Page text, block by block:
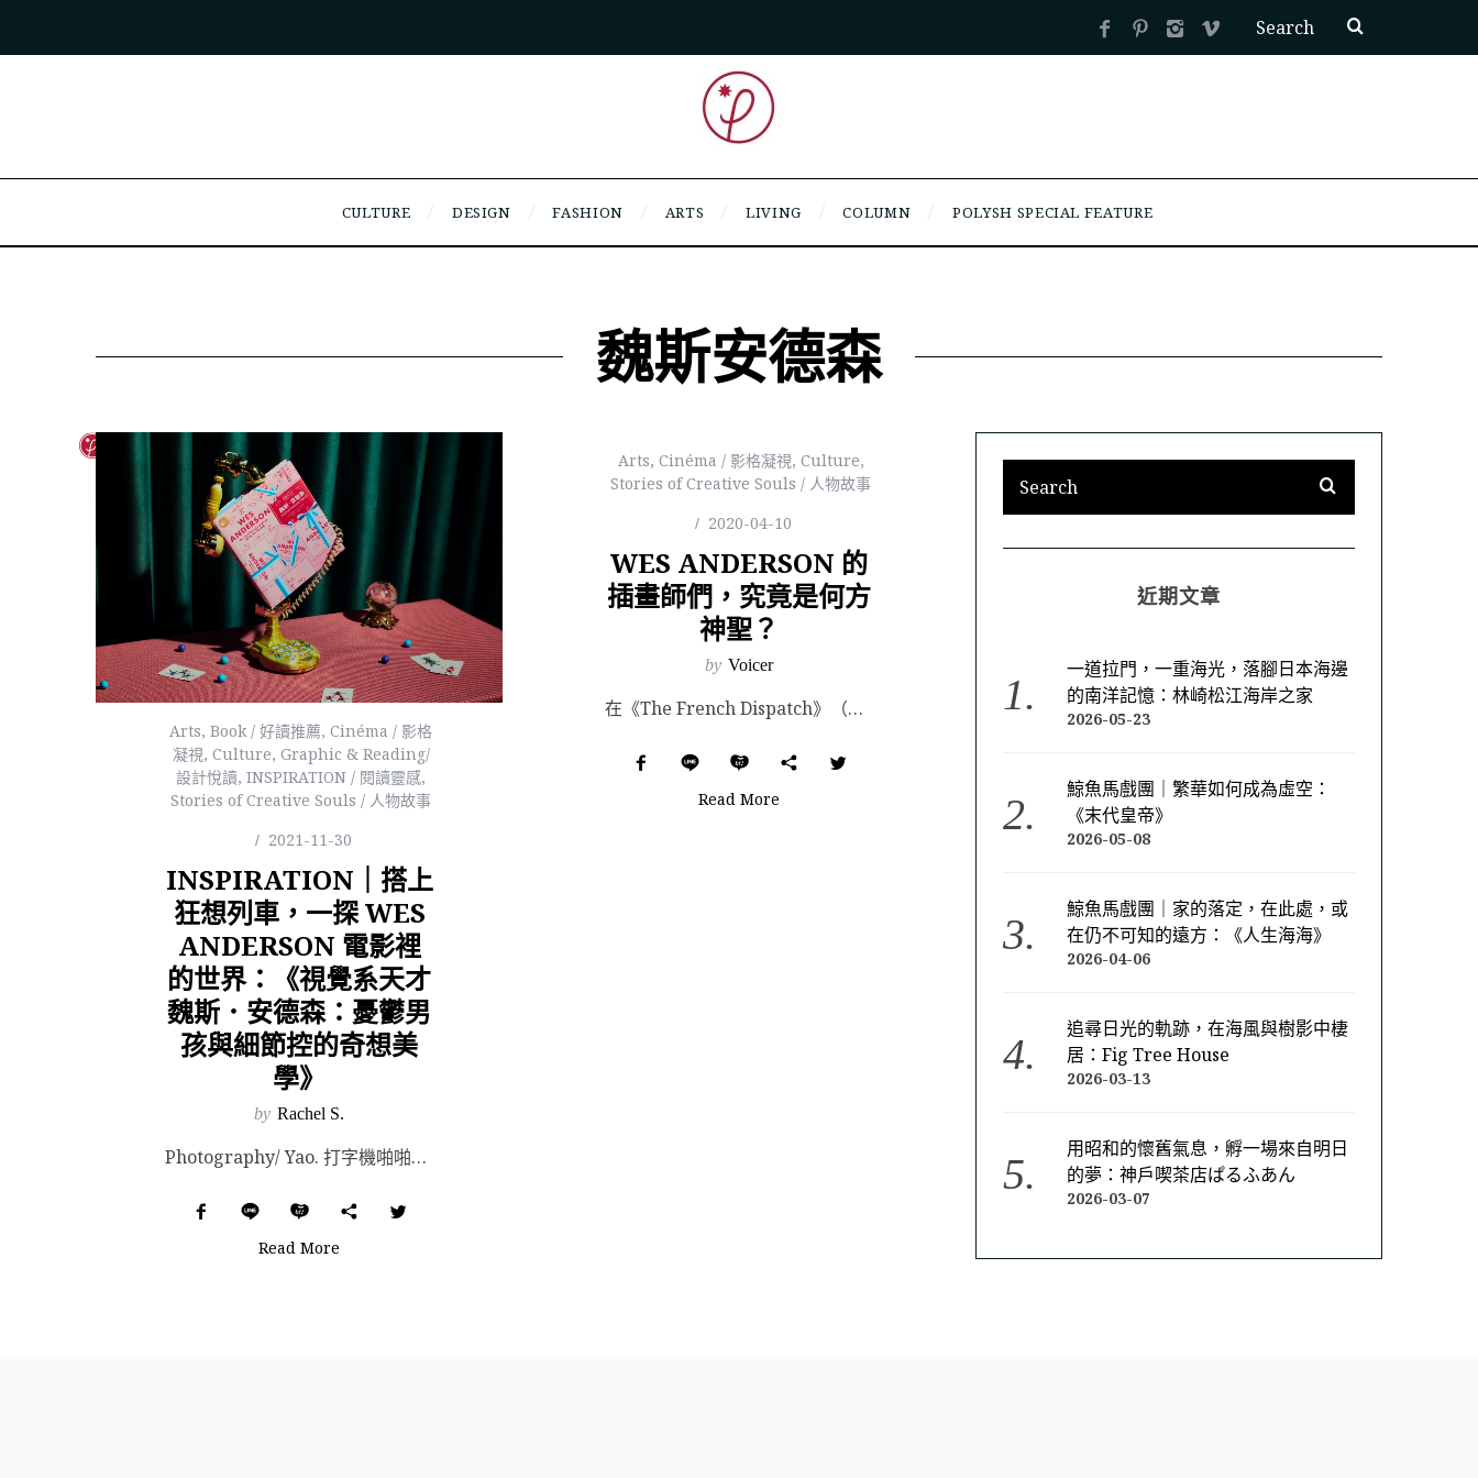
CULTURE DESIGN FASHION ARTS LIVING COLUMN POLYSH SPECIAL FEATURE
魏斯安德森
Arts, Book / 好讀推薦, Cinéma / 影格
凝視, Culture, Graphic & Reading/
設計悅讀, INSPIRATION / 閱讀靈感,
Stories of Creative Souls / 人物故事
2021-11-30
INSPIRATION｜搭上
狂想列車，一探 WES
ANDERSON 電影裡
的世界：《視覺系天才
魏斯．安德森：憂鬱男
孩與細節控的奇想美
學》
by Rachel S.
Photography/ Yao. 打字機啪啪來回推著紙張前進，人來人往在泡泡糖似的玲瓏空間內高談闊...
Read More
Arts, Cinéma / 影格凝視, Culture,
Stories of Creative Souls / 人物故事
2020-04-10
WES ANDERSON 的
插畫師們，究竟是何方
神聖？
by Voicer
在《The French Dispatch》（暫譯《法蘭西快報》）洶湧轉發預告片的浪潮中，一張精緻又...
Read More
近期文章
一道拉門，一重海光，落腳日本海邊
的南洋記憶：林崎松江海岸之家
2026-05-23
鯨魚馬戲團｜繁華如何成為虛空：
《末代皇帝》
2026-05-08
鯨魚馬戲團｜家的落定，在此處，或
在仍不可知的遠方：《人生海海》
2026-04-06
追尋日光的軌跡，在海風與樹影中棲
居：Fig Tree House
2026-03-13
用昭和的懷舊氣息，孵一場來自明日
的夢：神戶喫茶店ぱるふあん
2026-03-07